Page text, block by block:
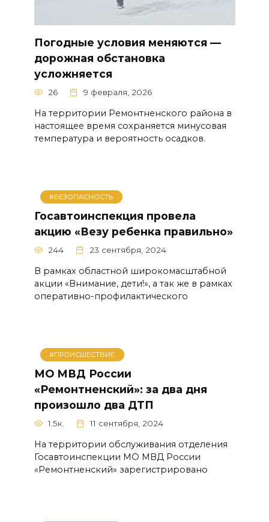
Погодные условия меняются —
дорожная обстановка
усложняется
26 9 февраля, 2026
На территории Ремонтненского района в
настоящее время сохраняется минусовая
температура и вероятность осадков.
#БЕЗОПАСНОСТЬ
Госавтоинспекция провела
акцию «Везу ребенка правильно»
244 23 сентября, 2024
В рамках областной широкомасштабной
акции «Внимание, дети!», а так же в рамках
оперативно-профилактического
#ПРОИСШЕСТВИЕ
МО МВД России
«Ремонтненский»: за два дня
произошло два ДТП
1.5к. 11 сентября, 2024
На территории обслуживания отделения
Госавтоинспекции МО МВД России
«Ремонтненский» зарегистрировано